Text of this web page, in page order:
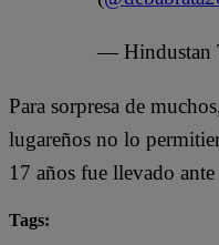
— Hindustan
Para sorpresa de
lugareños no lo
17 años fue llevado
Tags: